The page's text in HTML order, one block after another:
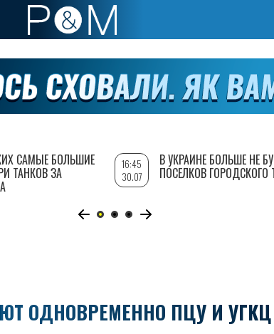
ОДНОВРЕМЕННО ПЦУ И УГКЦ
САМЫЕ БОЛЬШИЕ
ТАНКОВ ЗА
16:45
30.07
В УКРАИНЕ БОЛЬШЕ НЕ
ПОСЕЛКОВ ГОРОДСКОГО